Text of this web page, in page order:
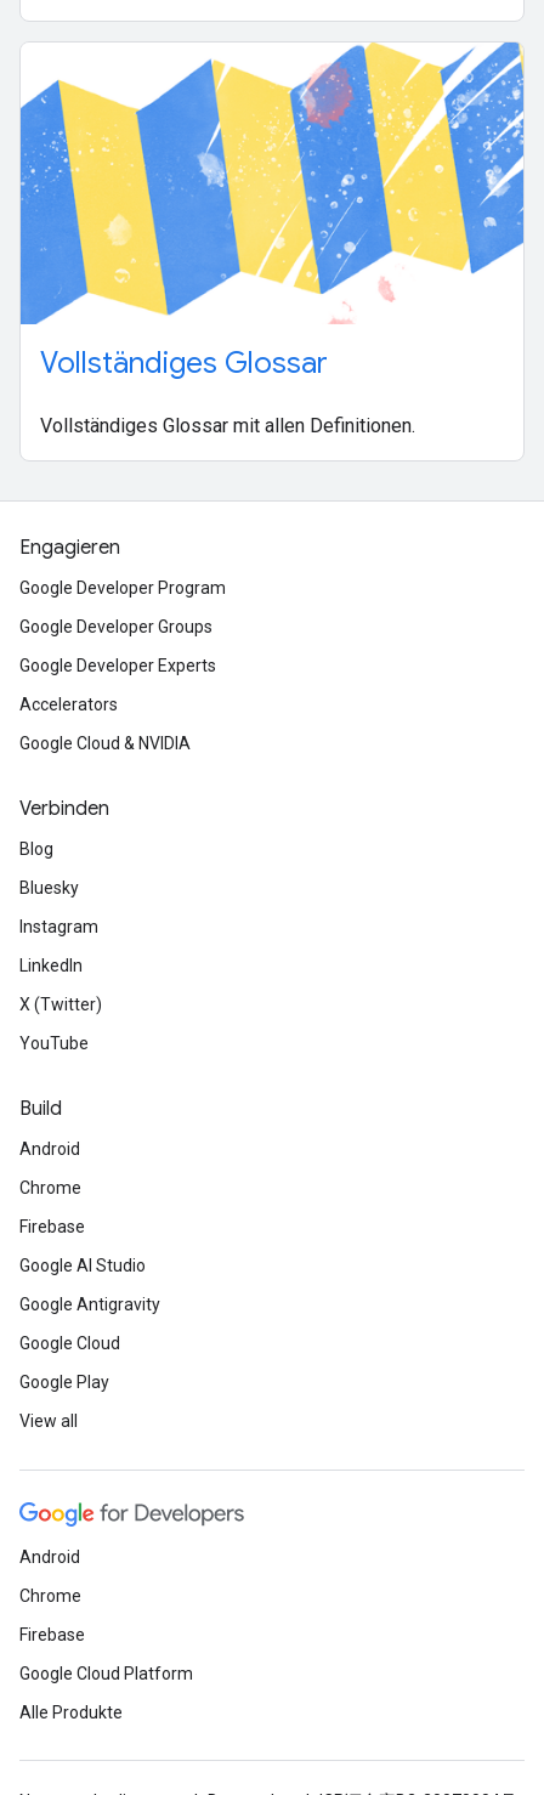
Vollständiges Glossar
Vollständiges Glossar mit allen Definitionen.
Engagieren
Google Developer Program
Google Developer Groups
Google Developer Experts
Accelerators
Google Cloud & NVIDIA
Verbinden
Blog
Bluesky
Instagram
LinkedIn
X (Twitter)
YouTube
Build
Android
Chrome
Firebase
Google AI Studio
Google Antigravity
Google Cloud
Google Play
View all
Android
Chrome
Firebase
Google Cloud Platform
Alle Produkte